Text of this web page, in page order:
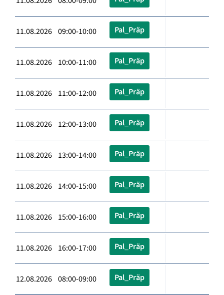
11.08.2026 09:00-10:00 Pal_Präp
11.08.2026 10:00-11:00 Pal_Präp
11.08.2026 11:00-12:00 Pal_Präp
11.08.2026 12:00-13:00 Pal_Präp
11.08.2026 13:00-14:00 Pal_Präp
11.08.2026 14:00-15:00 Pal_Präp
11.08.2026 15:00-16:00 Pal_Präp
11.08.2026 16:00-17:00 Pal_Präp
12.08.2026 08:00-09:00 Pal_Präp